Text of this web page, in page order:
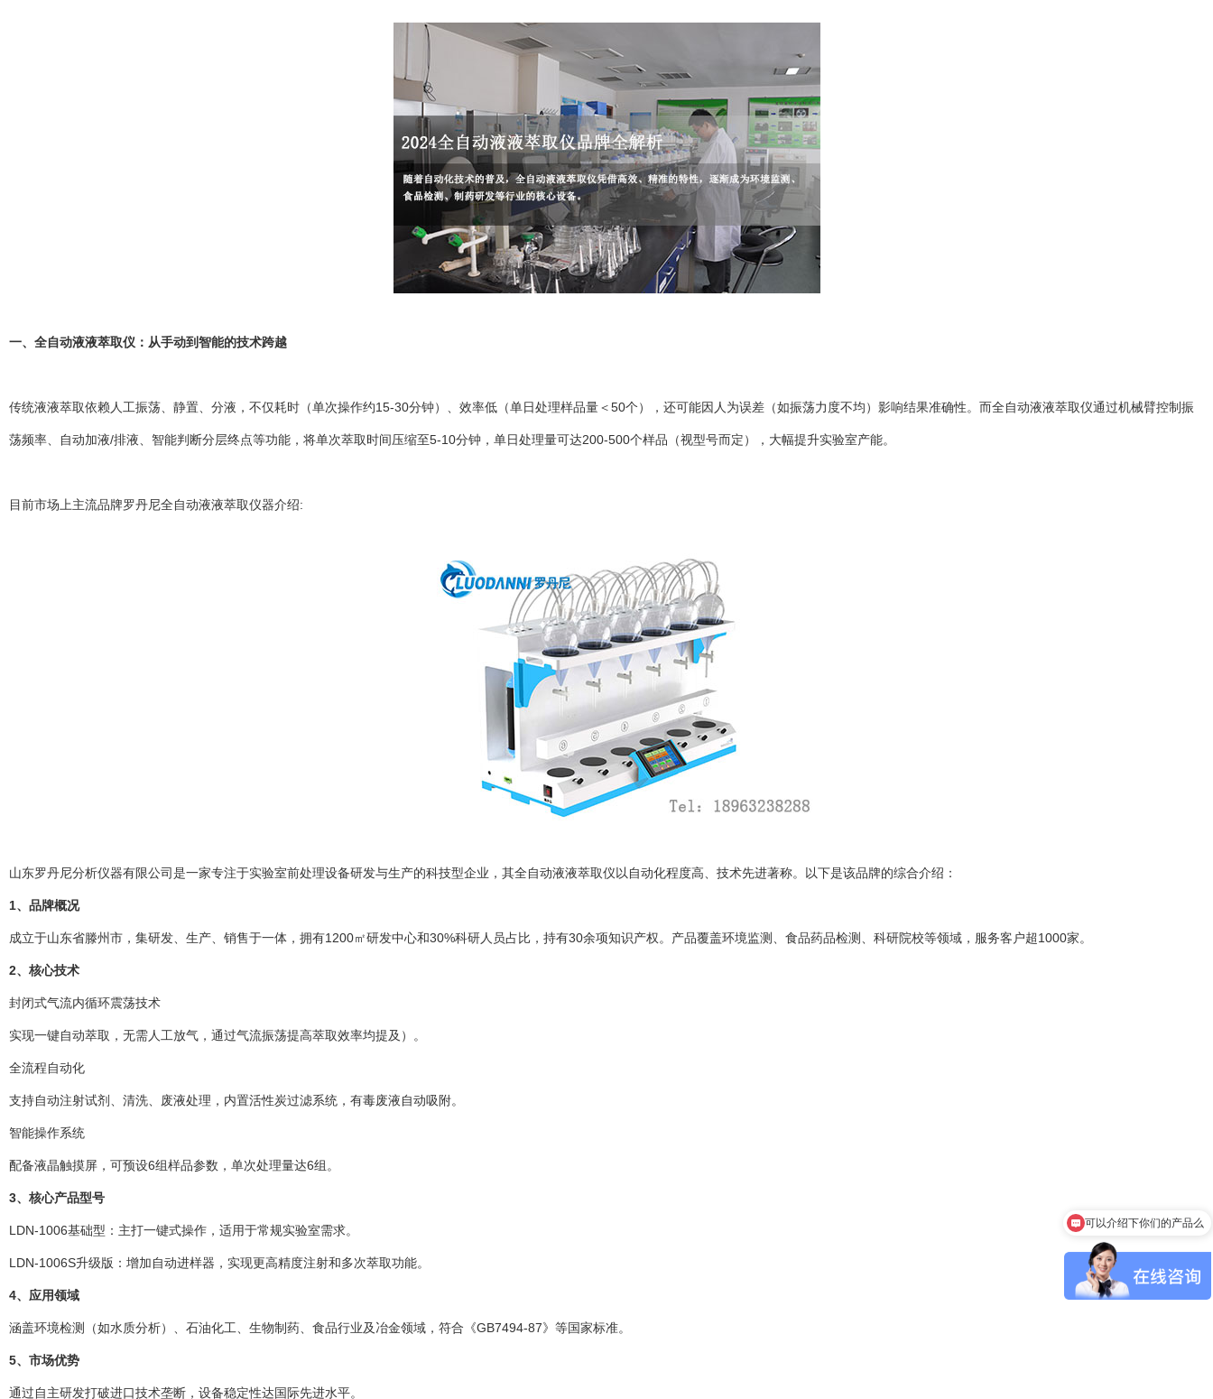
一、全自动液液萃取仪：从手动到智能的技术跨越
传统液液萃取依赖人工振荡、静置、分液，不仅耗时（单次操作约15-30分钟）、效率低（单日处理样品量＜50个），还可能因人为误差（如振荡力度不均）影响结果准确性。而全自动液液萃取仪通过机械臂控制振
荡频率、自动加液/排液、智能判断分层终点等功能，将单次萃取时间压缩至5-10分钟，单日处理量可达200-500个样品（视型号而定），大幅提升实验室产能。
目前市场上主流品牌罗丹尼全自动液液萃取仪器介绍:
山东罗丹尼分析仪器有限公司是一家专注于实验室前处理设备研发与生产的科技型企业，其全自动液液萃取仪以自动化程度高、技术先进著称。以下是该品牌的综合介绍：
1、品牌概况
成立于山东省滕州市，集研发、生产、销售于一体，拥有1200㎡研发中心和30%科研人员占比，持有30余项知识产权。产品覆盖环境监测、食品药品检测、科研院校等领域，服务客户超1000家。
2、核心技术
封闭式气流内循环震荡技术
实现一键自动萃取，无需人工放气，通过气流振荡提高萃取效率均提及）。
全流程自动化
支持自动注射试剂、清洗、废液处理，内置活性炭过滤系统，有毒废液自动吸附。
智能操作系统
配备液晶触摸屏，可预设6组样品参数，单次处理量达6组。
3、核心产品型号
LDN-1006基础型：主打一键式操作，适用于常规实验室需求。
LDN-1006S升级版：增加自动进样器，实现更高精度注射和多次萃取功能。
4、应用领域
涵盖环境检测（如水质分析）、石油化工、生物制药、食品行业及冶金领域，符合《GB7494-87》等国家标准。
5、市场优势
通过自主研发打破进口技术垄断，设备稳定性达国际先进水平。
可以介绍下你们的产品么